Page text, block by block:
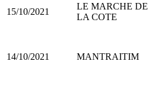
15/10/2021
LE MARCHE DE
LA COTE
14/10/2021 MANTRAITIM